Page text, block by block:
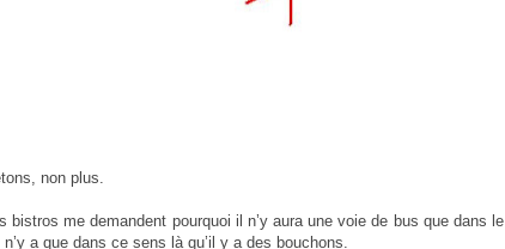
non plus.
me demandent pourquoi il n’y aura une voie de bus que dans le
a que dans ce sens là qu’il y a des bouchons.